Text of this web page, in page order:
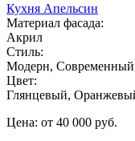
Кухня Апельсин
Материал фасада:
Акрил
Стиль:
Модерн,
Цвет:
Глянцевый,
Цена: от 40 000 руб.